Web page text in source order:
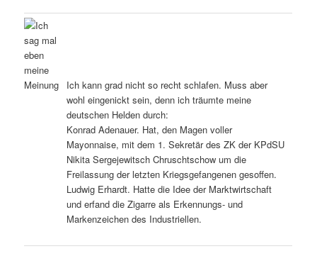
Ich kann grad nicht so recht schlafen. Muss aber
wohl eingenickt sein, denn ich träumte meine
deutschen Helden durch:
Konrad Adenauer. Hat, den Magen voller
Mayonnaise, mit dem 1. Sekretär des ZK der KPdSU
Nikita Sergejewitsch Chruschtschow um die
Freilassung der letzten Kriegsgefangenen gesoffen.
Ludwig Erhardt. Hatte die Idee der Marktwirtschaft
und erfand die Zigarre als Erkennungs- und
Markenzeichen des Industriellen.